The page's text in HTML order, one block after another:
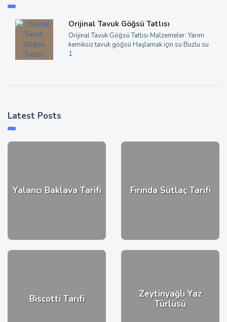
Orijinal Tavuk Göğsü Tatlısı
Orijinal Tavuk Göğsü Tatlısı Malzemeler: Yarım
kemiksiz tavuk göğsü Haşlamak için su Buzlu su
1
Latest Posts
Yalancı Baklava Tarifi Fırında Sütlaç Tarifi
Biscotti Tarifi
Zeytinyağlı Yaz
Türlüsü